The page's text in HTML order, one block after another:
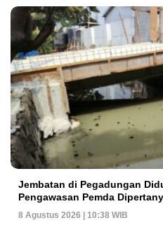
Jembatan di Pegadungan
Pengawasan Pemda
8 Agustus 2026 | 10:38 WIB